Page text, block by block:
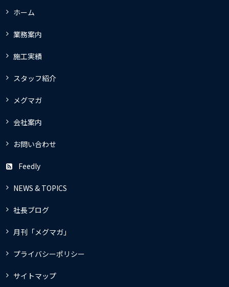
ホーム
業務案内
施工実績
スタッフ紹介
メグマガ
会社案内
お問い合わせ
Feedly
NEWS & TOPICS
社長ブログ
月刊「メグマガ」
プライバシーポリシー
サイトマップ